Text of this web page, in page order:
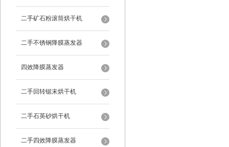
二手矿石粉滚筒烘干机
二手不锈钢降膜蒸发器
四效降膜蒸发器
二手回转锯末烘干机
二手石英砂烘干机
二手四效降膜蒸发器